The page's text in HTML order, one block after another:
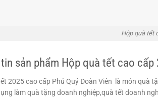
Hộp quà tết
sản phẩm Hộp quà tết cao cấp
2025 cao cấp Phú Quý Đoàn Viên là món quà
làm quà tặng doanh nghiệp,quà tết doanh